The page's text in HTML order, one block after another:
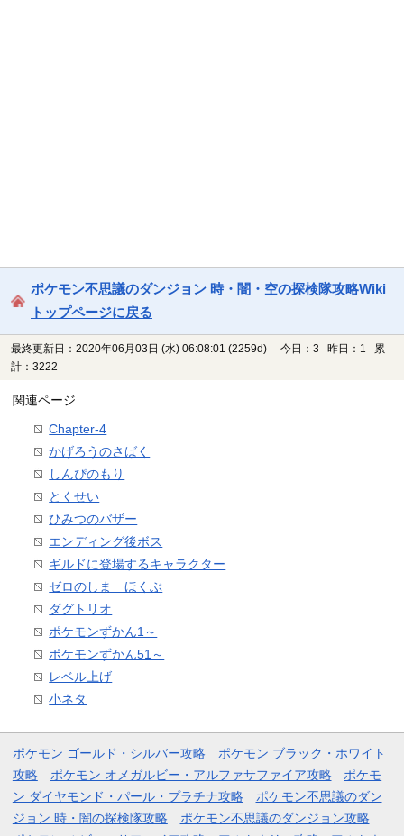
ポケモン不思議のダンジョン 時・闇・空の探検隊攻略Wiki
トップページに戻る
最終更新日：2020年06月03日 (水) 06:08:01 (2259d)
今日：3 昨日：1 累
計：3222
関連ページ
Chapter-4
かげろうのさばく
しんぴのもり
とくせい
ひみつのバザー
エンディング後ボス
ギルドに登場するキャラクター
ゼロのしま ほくぶ
ダグトリオ
ポケモンずかん1～
ポケモンずかん51～
レベル上げ
小ネタ
ポケモン ゴールド・シルバー攻略
ポケモン ブラック・ホワイト
攻略
ポケモン オメガルビー・アルファサファイア攻略
ポケモ
ン ダイヤモンド・パール・プラチナ攻略
ポケモン不思議のダン
ジョン 時・闇の探検隊攻略
ポケモン不思議のダンジョン攻略